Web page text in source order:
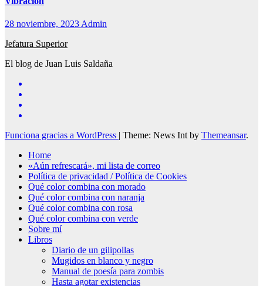
28 noviembre, 2023 Admin
Jefatura Superior
El blog de Juan Luis Saldaña
Funciona gracias a WordPress | Theme: News Int by Themeansar.
Home
«Aún refrescará», mi lista de correo
Política de privacidad / Política de Cookies
Qué color combina con morado
Qué color combina con naranja
Qué color combina con rosa
Qué color combina con verde
Sobre mí
Libros
Diario de un gilipollas
Mugidos en blanco y negro
Manual de poesía para zombis
Hasta agotar existencias